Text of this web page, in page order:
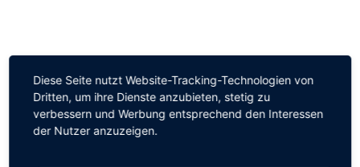
SPONSOR-SPOTLIGHT
Diese Seite nutzt Website-Tracking-Technologien von
Dritten, um ihre Dienste anzubieten, stetig zu
verbessern und Werbung entsprechend den Interessen
der Nutzer anzuzeigen.